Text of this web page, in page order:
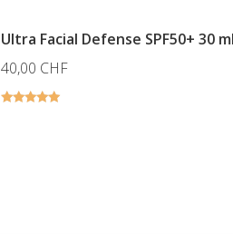
Ultra Facial Defense SPF50+ 30 ml
40,00 CHF